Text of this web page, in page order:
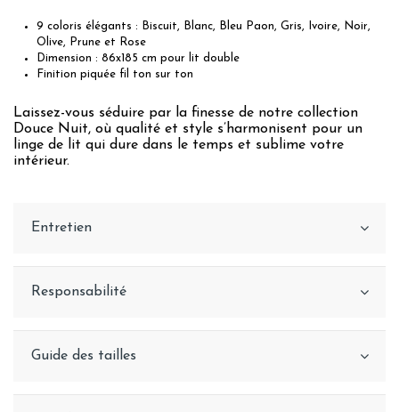
9 coloris élégants : Biscuit, Blanc, Bleu Paon, Gris, Ivoire, Noir,
Olive, Prune et Rose
Dimension : 86x185 cm pour lit double
Finition piquée fil ton sur ton
Laissez-vous séduire par la finesse de notre collection
Douce Nuit, où qualité et style s’harmonisent pour un
linge de lit qui dure dans le temps et sublime votre
intérieur.
Entretien
Responsabilité
Guide des tailles